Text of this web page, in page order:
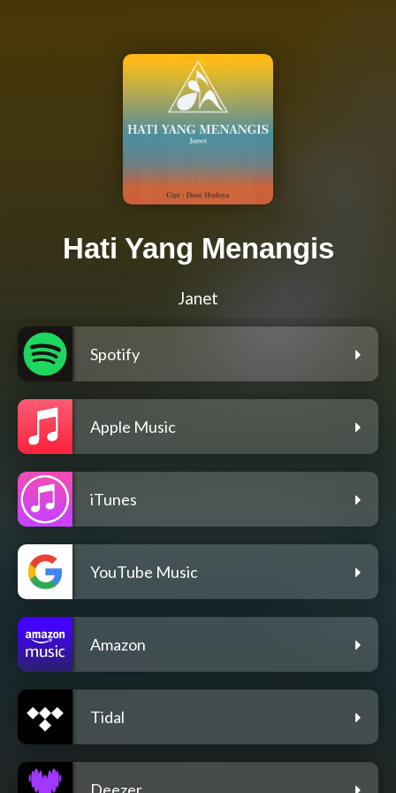
Hati Yang Menangis
Janet
Spotify
Apple Music
iTunes
YouTube Music
Amazon
Tidal